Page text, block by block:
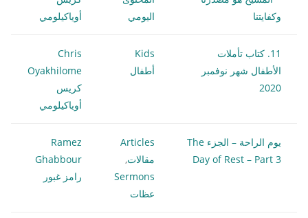
وكفايتنا
اليومي
أوياكيلومي
11. كتاب تأملات
الأطفال شهر نوفمبر
2020
Kids
أطفال
Chris
Oyakhilome
كريس
أوياكيلومي
يوم الراحة – الجزء The
Day of Rest – Part 3
Articles
مقالات,
Sermons
عظات
Ramez
Ghabbour
رامز غبور